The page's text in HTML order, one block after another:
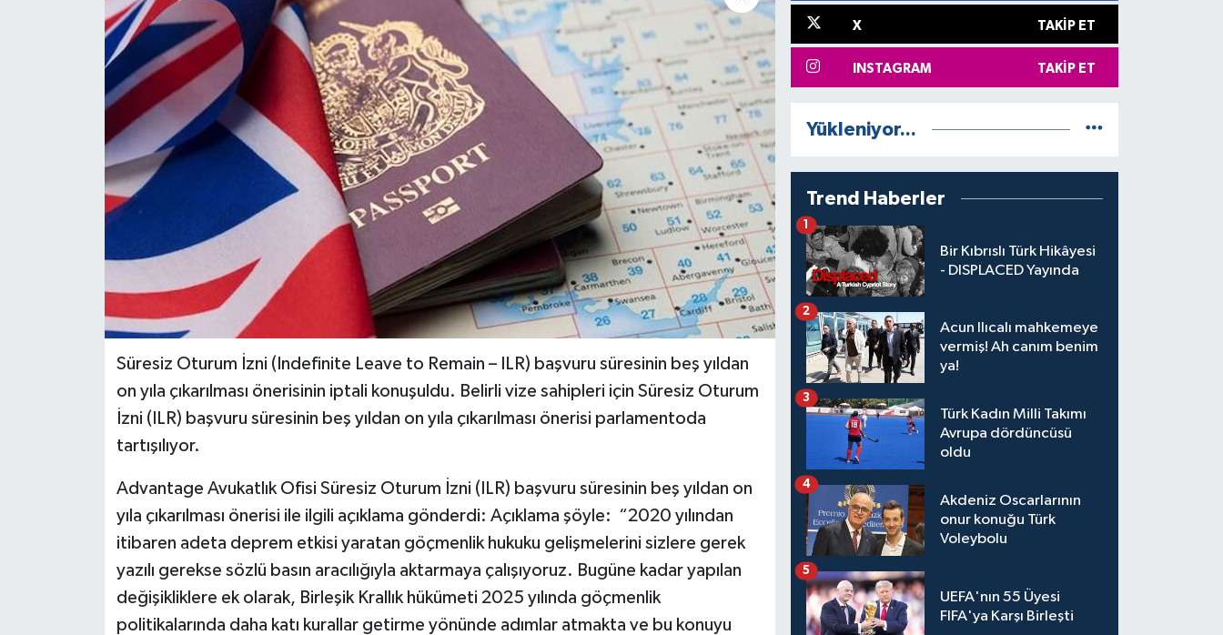
Süresiz Oturum İzni (Indefinite Leave to Remain – ILR) başvuru süresinin beş yıldan
on yıla çıkarılması önerisinin iptali konuşuldu. Belirli vize sahipleri için Süresiz Oturum
İzni (ILR) başvuru süresinin beş yıldan on yıla çıkarılması önerisi parlamentoda
tartışılıyor.
Advantage Avukatlık Ofisi Süresiz Oturum İzni (ILR) başvuru süresinin beş yıldan on
yıla çıkarılması önerisi ile ilgili açıklama gönderdi: Açıklama şöyle: “2020 yılından
itibaren adeta deprem etkisi yaratan göçmenlik hukuku gelişmelerini sizlere gerek
yazılı gerekse sözlü basın aracılığıyla aktarmaya çalışıyoruz. Bugüne kadar yapılan
değişikliklere ek olarak, Birleşik Krallık hükümeti 2025 yılında göçmenlik
politikalarında daha katı kurallar getirme yönünde adımlar atmakta ve bu konuyu
X TAKIP ET
INSTAGRAM TAKIP ET
Yükleniyor...
Trend Haberler
Bir Kıbrıslı Türk Hikâyesi
- DISPLACED Yayında
1
Acun Ilıcalı mahkemeye
vermiş! Ah canım benim
ya!
2
Türk Kadın Milli Takımı
Avrupa dördüncüsü
oldu
3
Akdeniz Oscarlarının
onur konuğu Türk
Voleybolu
4
UEFA'nın 55 Üyesi
FIFA'ya Karşı Birleşti
5